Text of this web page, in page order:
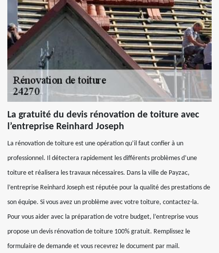
La gratuité du devis rénovation de toiture avec
l’entreprise Reinhard Joseph
La rénovation de toiture est une opération qu’il faut confier à un
professionnel. Il détectera rapidement les différents problèmes d’une
toiture et réalisera les travaux nécessaires. Dans la ville de Payzac,
l’entreprise Reinhard Joseph est réputée pour la qualité des prestations de
son équipe. Si vous avez un problème avec votre toiture, contactez-la.
Pour vous aider avec la préparation de votre budget, l’entreprise vous
propose un devis rénovation de toiture 100% gratuit. Remplissez le
formulaire de demande et vous recevrez le document par mail.